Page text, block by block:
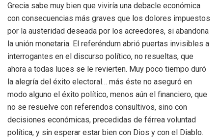
Grecia sabe muy bien que viviría una debacle económica
con consecuencias más graves que los dolores impuestos
por la austeridad deseada por los acreedores, si abandona
la unión monetaria. El referéndum abrió puertas invisibles a
interrogantes en el discurso político, no resueltas, que
ahora a todas luces se le revierten. Muy poco tiempo duró
la alegría del éxito electoral… más éste no aseguró en
modo alguno el éxito político, menos aún el financiero, que
no se resuelve con referendos consultivos, sino con
decisiones económicas, precedidas de férrea voluntad
política, y sin esperar estar bien con Dios y con el Diablo.